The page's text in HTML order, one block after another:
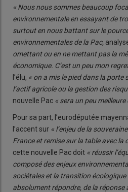
« Nous nous sommes beaucoup
environnementale en essayant de
surtout en nous battant sur le
environnementales de la Pac,
omettant ou en ne mettant pas la
économique. C’est un peu mon
l’élu, « on a mis le pied dans la porte
l’actif agricole ou la gestion des
nouvelle Pac « sera un peu
Pour sa part, l’eurodéputée
l’accent sur « l’enjeu de la
France et remise sur la table avec la
cette nouvelle Pac doit « réussir
composé des enjeux
sociétales et la transition écologique
absolument répondre, de la réponse